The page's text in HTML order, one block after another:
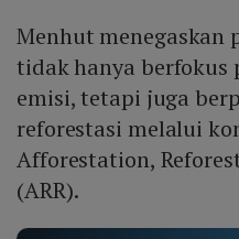
Menhut menegaskan
tidak hanya berfokus
emisi, tetapi juga
reforestasi melalui
Afforestation,
(ARR).